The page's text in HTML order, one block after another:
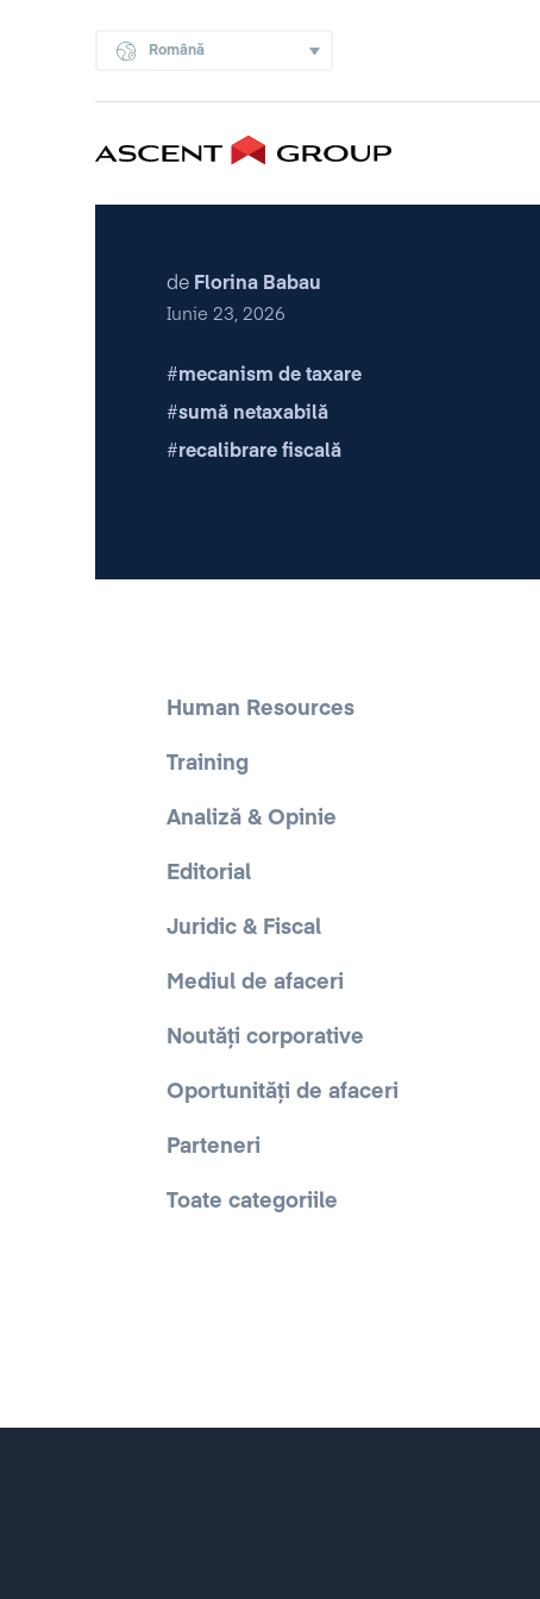
Română
de Florina Babau
Iunie 23, 2026
mecanism de taxare
sumă netaxabilă
recalibrare fiscală
Human Resources
Training
Analiză & Opinie
Editorial
Juridic & Fiscal
Mediul de afaceri
Noutăți corporative
Oportunități de afaceri
Parteneri
Toate categoriile